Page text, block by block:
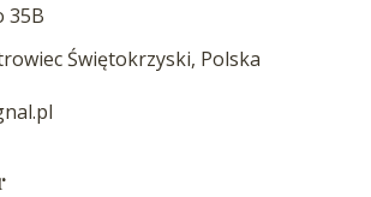
35B
Świętokrzyski, Polska